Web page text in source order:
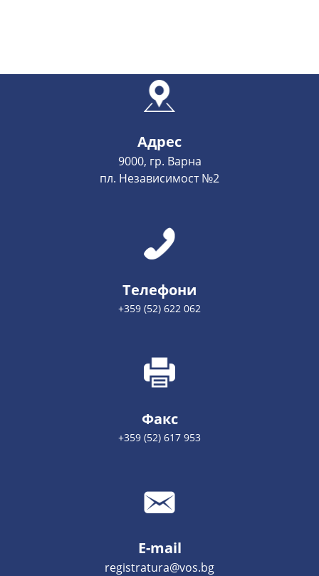
Адрес
9000, гр. Варна
пл. Независимост №2
Телефони
+359 (52) 622 062
Факс
+359 (52) 617 953
E-mail
registratura@vos.bg